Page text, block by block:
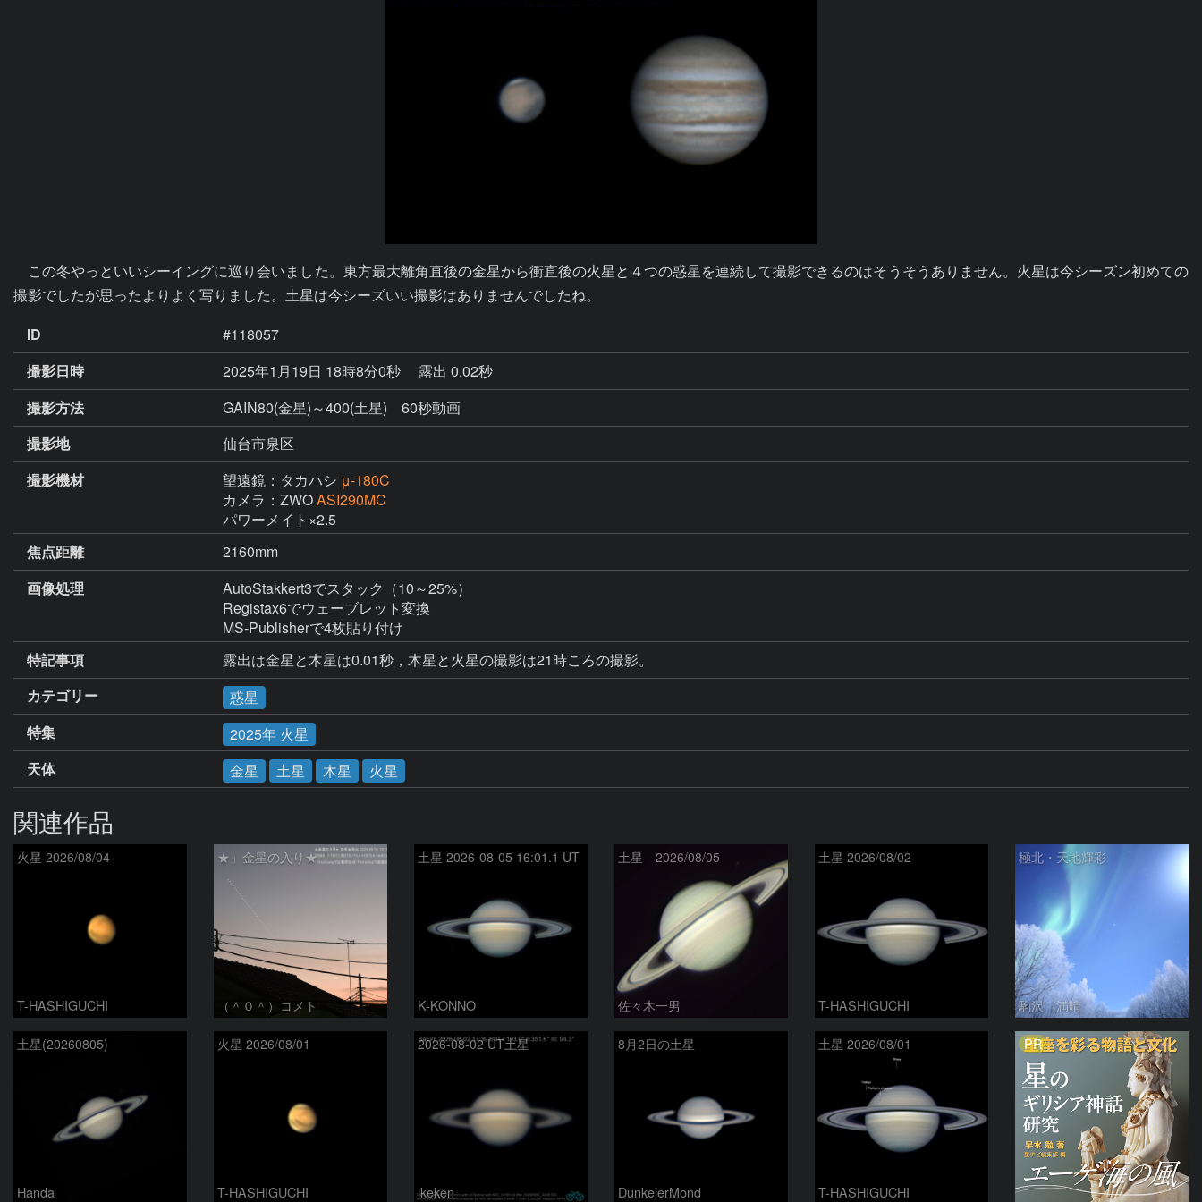
この冬やっといいシーイングに巡り会いました。東方最大離角直後の金星から衝直後の火星と４つの惑星を連続して撮影できるのはそうそうありません。火星は今シーズン初めての
撮影でしたが思ったよりよく写りました。土星は今シーズいい撮影はありませんでしたね。
ID
#118057
撮影日時
2025年1月19日 18時8分0秒
露出 0.02秒
撮影方法
GAIN80(金星)～400(土星) 60秒動画
撮影地
仙台市泉区
撮影機材
望遠鏡：タカハシ μ-180C
カメラ：ZWOASI290MC
パワーメイト×2.5
焦点距離
2160mm
画像処理
AutoStakkert3でスタック（10～25%）
Registax6でウェーブレット変換
MS-Publisherで4枚貼り付け
特記事項
露出は金星と木星は0.01秒，木星と火星の撮影は21時ころの撮影。
カテゴリー
惑星
特集
2025年 火星
天体
金星 土星 木星 火星
関連作品
火星 2026/08/04
T-HASHIGUCHI
★」金星の入り★
（＾０＾）コメト
土星 2026-08-05 16:01.1 UT
K-KONNO
土星 2026/08/05
佐々木一男
土星 2026/08/02
T-HASHIGUCHI
極北・天地輝彩
駒沢 満晴
土星(20260805)
Handa
火星 2026/08/01
T-HASHIGUCHI
2026-08-02 UT土星
ikeken
8月2日の土星
DunkelerMond
土星 2026/08/01
T-HASHIGUCHI
PR